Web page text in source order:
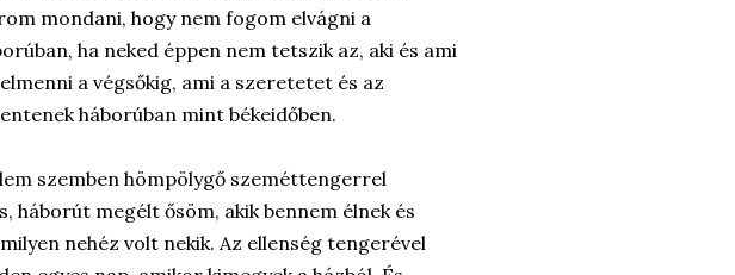
mondani, hogy nem fogom elvágni a
ha neked éppen nem tetszik az, aki és ami
a végsőkig, ami a szeretetet és az
háborúban mint békeidőben.
szemben hömpölygő szeméttengerrel
háborút megélt ősöm, akik bennem élnek és
nehéz volt nekik. Az ellenség tengerével